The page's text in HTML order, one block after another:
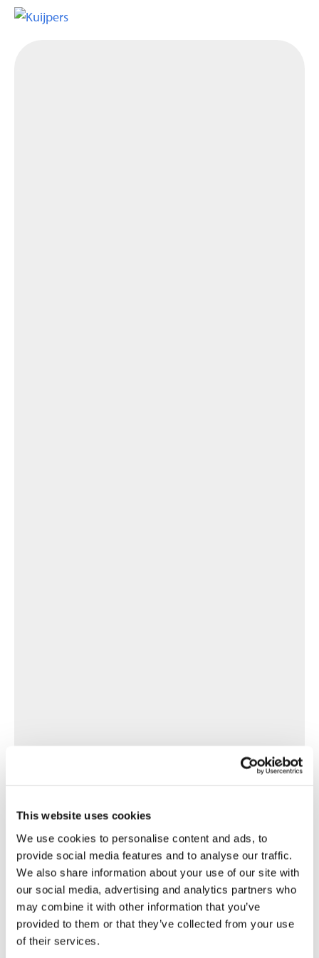
This website uses cookies
We use cookies to personalise content and ads, to
provide social media features and to analyse our traffic.
We also share information about your use of our site with
our social media, advertising and analytics partners who
may combine it with other information that you’ve
provided to them or that they’ve collected from your use
of their services.